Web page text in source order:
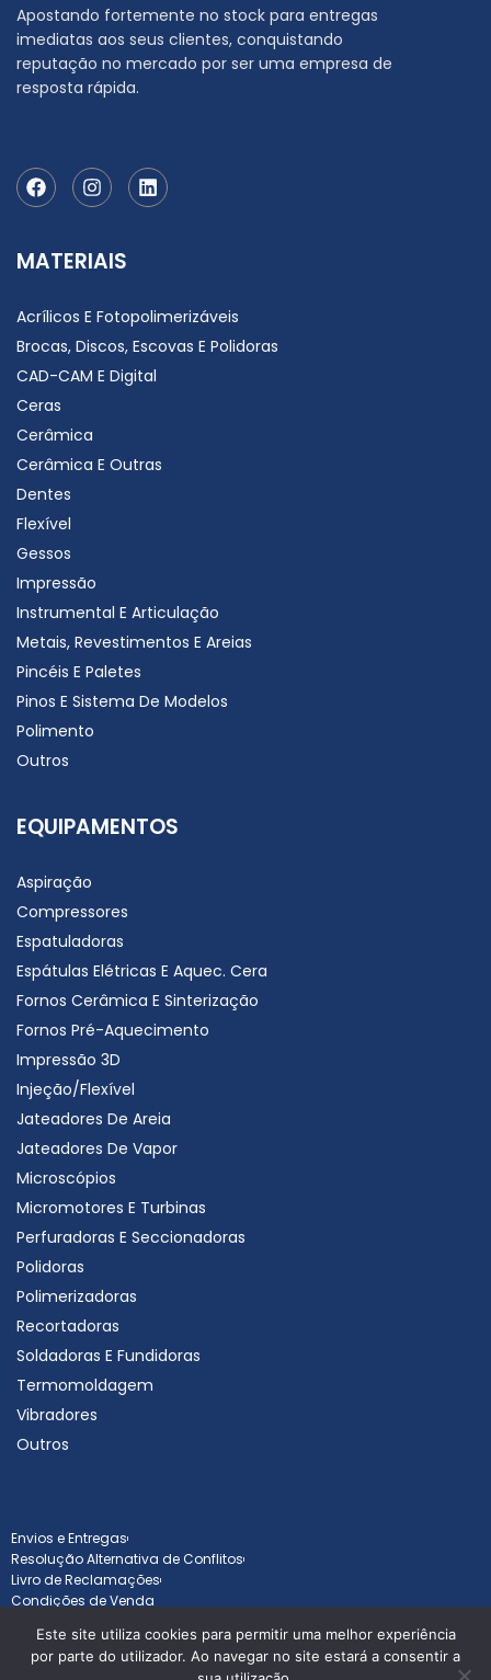
Apostando fortemente no stock para entregas
imediatas aos seus clientes, conquistando
reputação no mercado por ser uma empresa de
resposta rápida.
MATERIAIS
Acrílicos E Fotopolimerizáveis
Brocas, Discos, Escovas E Polidoras
CAD-CAM E Digital
Ceras
Cerâmica
Cerâmica E Outras
Dentes
Flexível
Gessos
Impressão
Instrumental E Articulação
Metais, Revestimentos E Areias
Pincéis E Paletes
Pinos E Sistema De Modelos
Polimento
Outros
EQUIPAMENTOS
Aspiração
Compressores
Espatuladoras
Espátulas Elétricas E Aquec. Cera
Fornos Cerâmica E Sinterização
Fornos Pré-Aquecimento
Impressão 3D
Injeção/Flexível
Jateadores De Areia
Jateadores De Vapor
Microscópios
Micromotores E Turbinas
Perfuradoras E Seccionadoras
Polidoras
Polimerizadoras
Recortadoras
Soldadoras E Fundidoras
Termomoldagem
Vibradores
Outros
Envios e Entregas
Resolução Alternativa de Conflitos
Livro de Reclamações
Condições de Venda
Este site utiliza cookies para permitir uma melhor experiência
por parte do utilizador. Ao navegar no site estará a consentir a